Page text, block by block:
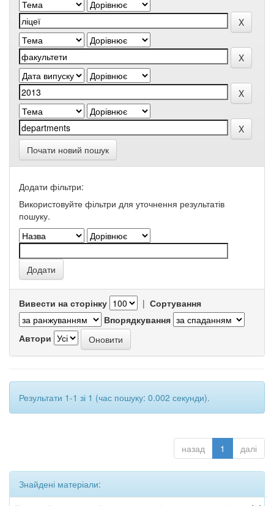
Почати новий пошук
Додати фільтри:
Використовуйте фільтри для уточнення результатів
пошуку.
Вивести на сторінку | Сортування
Впорядкування
Автори
Результати 1-1 зі 1 (час пошуку: 0.002 секунди).
назад 1 далі
Знайдені матеріали: